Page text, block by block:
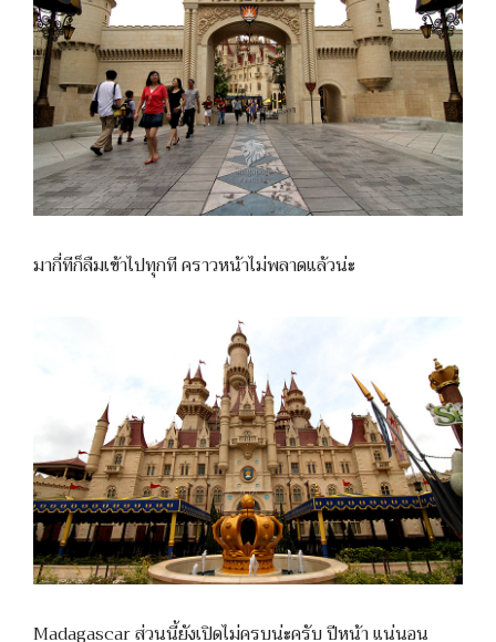
มากี่ทีก็ลืมเข้าไปทุกที คราวหน้าไม่พลาดแล้วน่ะ
Madagascar ส่วนนี้ยังเปิดไม่ครบน่ะครับ ปีหน้า แน่นอน